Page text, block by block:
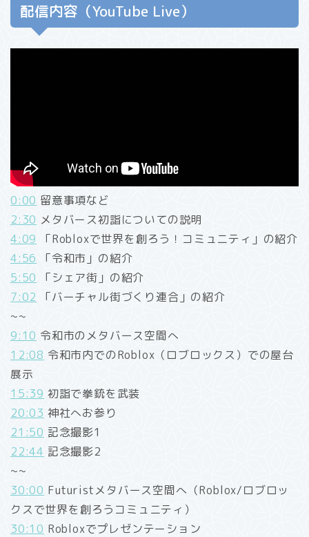
配信内容（YouTube Live）
0:00 留意事項など
2:30 メタバース初詣についての説明
4:09
「Robloxで世界を創ろう！コミュニティ」の紹介
4:56
「令和市」の紹介
5:50
「シェア街」の紹介
7:02
「バーチャル街づくり連合」の紹介
~~
9:10 令和市のメタバース空間へ
12:08 令和市内でのRoblox（ロブロックス）での屋台
展示
15:39 初詣で拳銃を武装
20:03 神社へお参り
21:50 記念撮影1
22:44 記念撮影2
~~
30:00 Futuristメタバース空間へ（Roblox/ロブロッ
クスで世界を創ろうコミュニティ）
30:10 Robloxでプレゼンテーション